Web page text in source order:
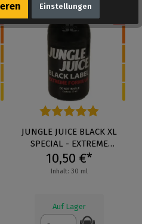
von 5 von 5 Sternen
Durchschnittliche
JUNGLE JUICE BLACK XL
SPECIAL - EXTREME
FORMULA
10,50 €*
Inhalt: 30 ml
Auf Lager
Einstellungen